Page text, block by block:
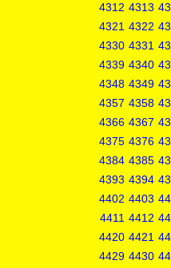
4312 4313
4321 4322
4330 4331
4339 4340
4348 4349
4357 4358
4366 4367
4375 4376
4384 4385
4393 4394
4402 4403
4411 4412
4420 4421
4429 4430